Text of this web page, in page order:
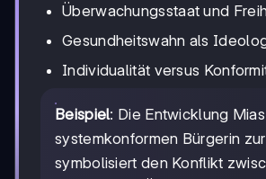
Überwachungsstaat und
Gesundheitswahn als
Individualität versus
Beispiel: Die Entwicklung
systemkonformen Bürgerin
symbolisiert den Konflikt